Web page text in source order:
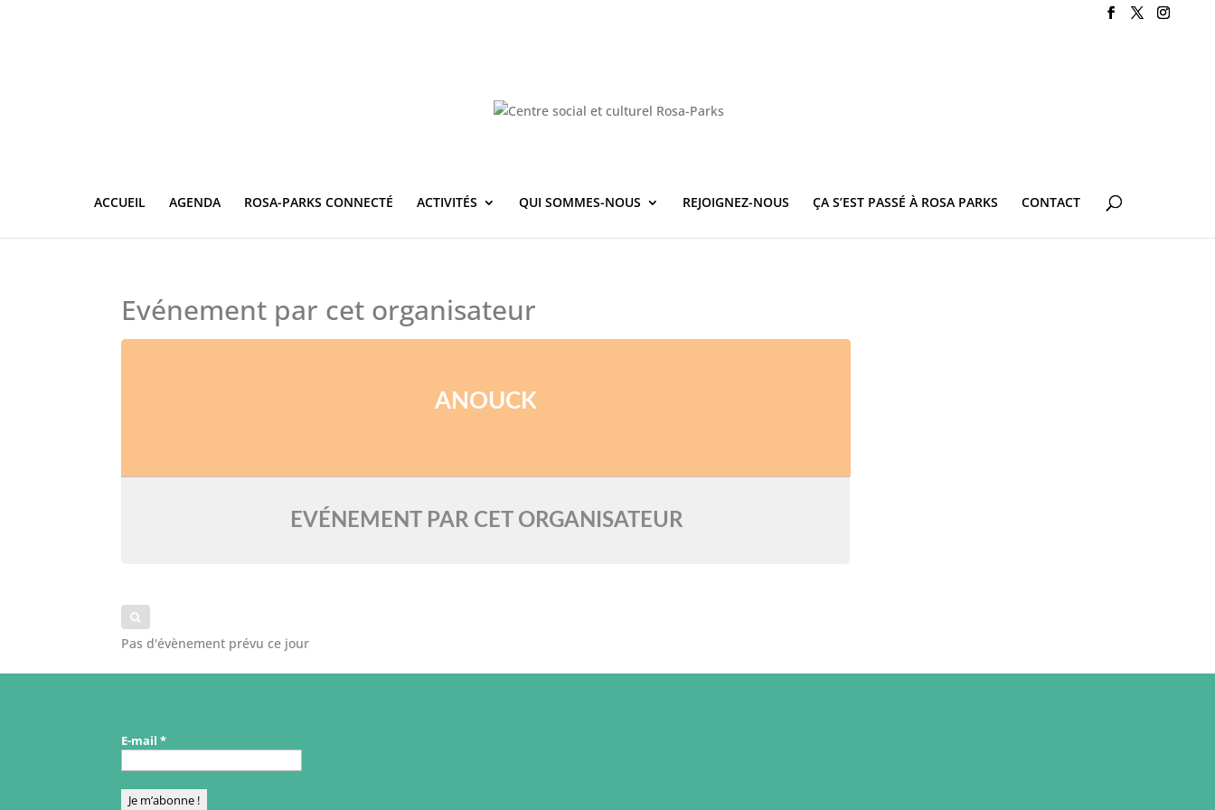
ACCUEIL AGENDA ROSA-PARKS CONNECTÉ ACTIVITÉS QUI SOMMES-NOUS REJOIGNEZ-NOUS ÇA S’EST PASSÉ À ROSA PARKS CONTACT
Evénement par cet organisateur
ANOUCK
EVÉNEMENT PAR CET ORGANISATEUR
Pas d'évènement prévu ce jour
E-mail*